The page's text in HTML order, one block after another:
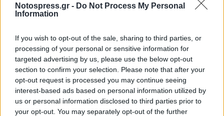
Notospress.gr - Do Not Process My Personal
Information
If you wish to opt-out of the sale, sharing to third parties, or
processing of your personal or sensitive information for
targeted advertising by us, please use the below opt-out
section to confirm your selection. Please note that after your
opt-out request is processed you may continue seeing
interest-based ads based on personal information utilized by
us or personal information disclosed to third parties prior to
your opt-out. You may separately opt-out of the further